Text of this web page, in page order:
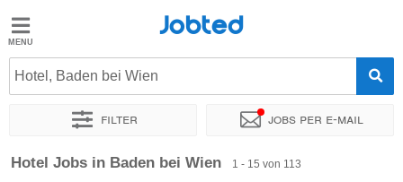
Jobted
Jobs
Jobted
Hotel, Baden bei Wien
Filter Jobs per e-mail
Sortieren nach Genauer Standort Unternehmen
Hotel Jobs in Baden bei Wien 1 - 15 von 113